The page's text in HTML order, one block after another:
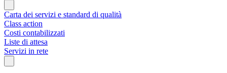
Carta dei servizi e standard di qualità
Class action
Costi contabilizzati
Liste di attesa
Servizi in rete